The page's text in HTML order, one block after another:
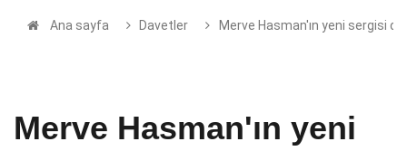
Ana sayfa Davetler Merve Hasman'ın yeni sergisi
Merve Hasman'ın yeni